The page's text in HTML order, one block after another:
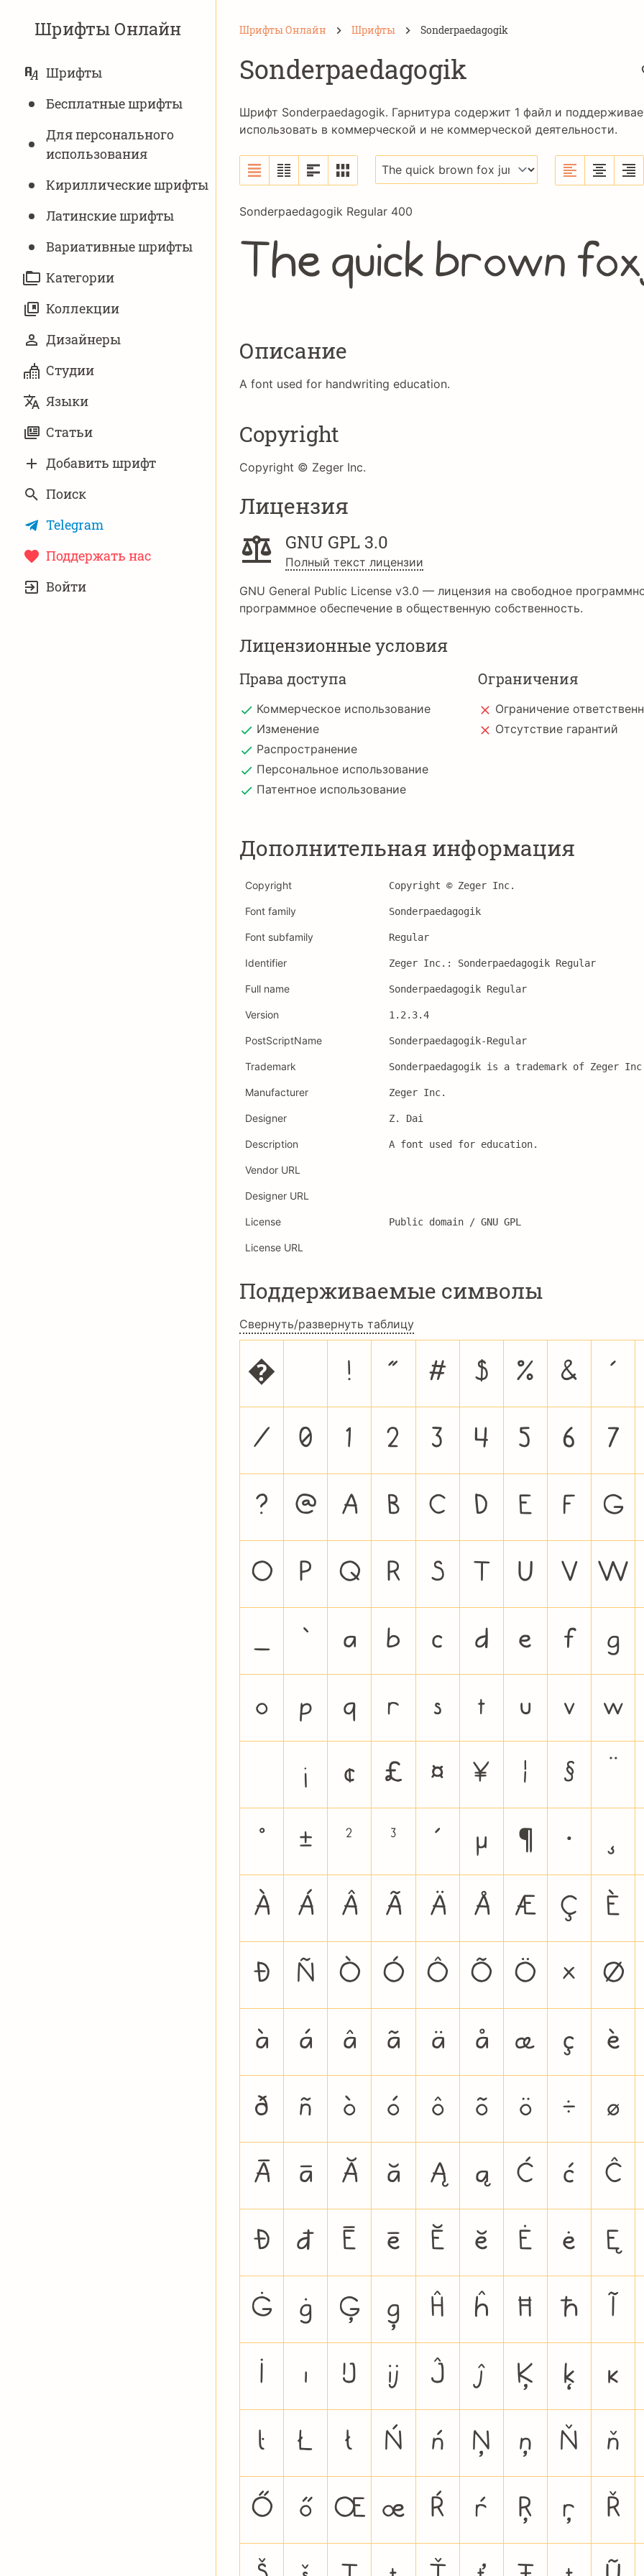
Шрифты Онлайн
НАВИГАЦИЯ
Шрифты
Бесплатные шрифты
Для персонального
использования
Кириллические шрифты
Латинские шрифты
Вариативныe шрифты
Категории
Коллекции
Дизайнеры
Студии
Языки
Статьи
Добавить шрифт
Поиск
Telegram
Поддержать нас
ЗАПИСЬ
Войти
Шрифты Онлайн Шрифты Sonderpaedagogik
Sonderpaedagogik
Шрифт Sonderpaedagogik. Гарнитура содержит 1 файл и
использовать в коммерческой и не коммерческой деятельности.
Sonderpaedagogik Regular 400
The quick brown
Описание
A font used for handwriting education.
Copyright
Copyright © Zeger Inc.
Лицензия
GNU GPL 3.0
Полный текст лицензии
GNU General Public License v3.0 — лицензия на свободное
программное обеспечение в общественную собственность.
Лицензионные условия
Права доступа
Коммерческое использование
Изменение
Распространение
Персональное использование
Патентное использование
Ограничения
Ограничение
Отсутствие гарантий
Дополнительная информация
Copyright Copyright © Zeger Inc.
Font family Sonderpaedagogik
Font subfamily Regular
Identifier Zeger Inc.: Sonderpaedagogik Regular
Full name Sonderpaedagogik Regular
Version 1.2.3.4
PostScriptName Sonderpaedagogik-Regular
Trademark Sonderpaedagogik is a trademark of Zeger
Manufacturer Zeger Inc.
Designer Z. Dai
Description A font used for education.
Vendor URL
Designer URL
License Public domain / GNU GPL
License URL
Поддерживаемые символы
Свернуть/развернуть таблицу
� ! " # $ % & '
/ 0 1 2 3 4 5 6 7
? @ A B C D E F G
O P Q R S T U V W
_ ` a b c d e f g
o p q r s t u v w
¡ ¢ £ ¤ ¥ ¦ §
° ± ² ³ ´ µ ¶ · ¸
À Á Â Ã Ä Å Æ Ç È
Ð Ñ Ò Ó Ô Õ Ö × Ø
à á â ã ä å æ ç è
ð ñ ò ó ô õ ö ÷ ø
Ā ā Ă ă Ą ą Ć ć Ĉ
Đ đ Ē ē Ĕ ĕ Ė ė Ę
Ġ ġ Ģ ģ Ĥ ĥ Ħ ħ Ĩ
İ ı Ĳ ĳ Ĵ ĵ Ķ ķ ĸ
ŀ Ł ł Ń ń Ņ ņ Ň ň
Ő ő Œ œ Ŕ ŕ Ŗ ŗ Ř